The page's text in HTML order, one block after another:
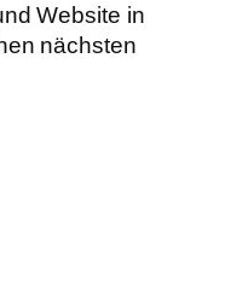
Website in
nächsten